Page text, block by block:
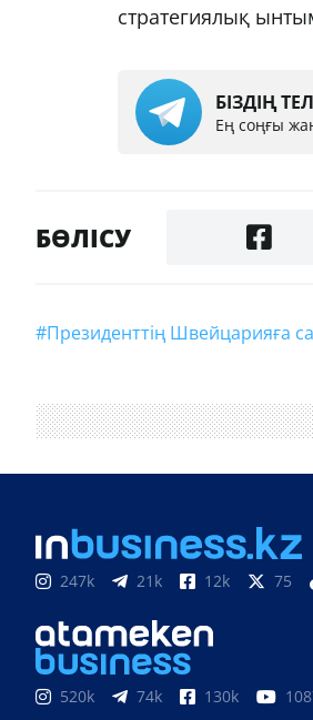
стратегиялық
БІЗДІҢ
Ең соңғы
БӨЛІСУ
#Президенттің Швейцарияға
247k 21k 12k 75
520k 74k 130k